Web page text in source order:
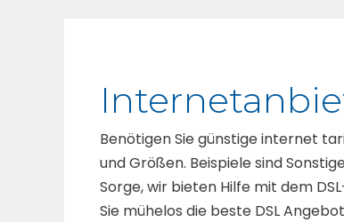
Benötigen Sie günstige internet
und Größen. Beispiele sind
Sorge, wir bieten Hilfe mit dem
Sie mühelos die beste DSL